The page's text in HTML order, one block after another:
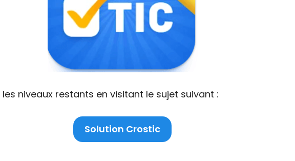
niveaux restants en visitant le sujet suivant :
Solution Crostic